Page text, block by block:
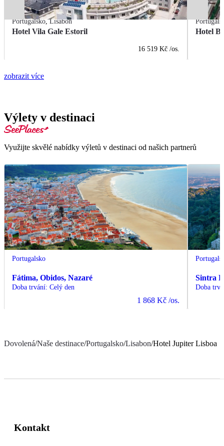
Portugalsko,Lisabon
Hotel Vila Gale Estoril
16 519 Kč /os.
Hotel
zobrazit více
Výlety v destinaci
Využijte skvělé nabídky výletů v destinaci od našich partnerů
Portugalsko
Fátima, Obidos, Nazaré
Doba trvání: Celý den
1 868 Kč /os.
Sintra
Doba
Dovolená/Naše destinace/Portugalsko/Lisabon/Hotel Jupiter Lisboa
Kontakt